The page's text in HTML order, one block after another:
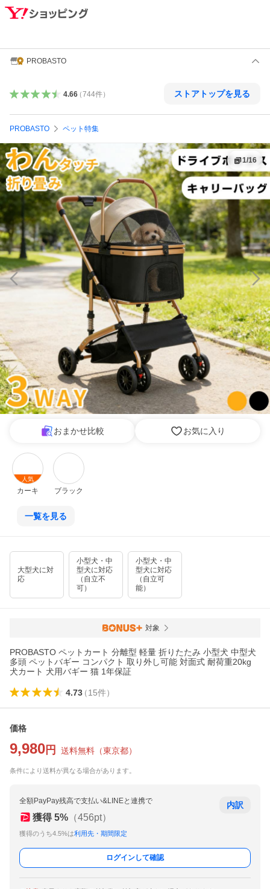
PROBASTO
4.66（744件） ストアトップを見る
PROBASTO ペット特集
1/16
おまかせ比較 お気に入り
人気
カーキ ブラック
一覧を見る
大型犬に対
応
小型犬・中
型犬に対応
（自立不
可）
小型犬・中
型犬に対応
（自立可
能）
対象
PROBASTO ペットカート 分離型 軽量 折りたたみ 小型犬 中型犬
多頭 ペットバギー コンパクト 取り外し可能 対面式 耐荷重20kg
犬カート 犬用バギー 猫 1年保証
4.73（15件）
価格
9,980 円 送料無料 （東京都）
条件により送料が異なる場合があります。
全額PayPay残高で支払い&LINEと連携で
獲得 5% （456pt）
獲得のうち4.5%は利用先・期間限定
内訳
ログインして確認